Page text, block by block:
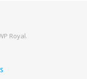
Royal.